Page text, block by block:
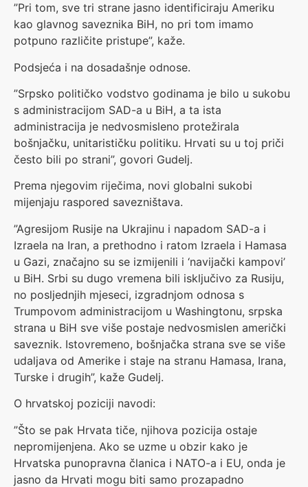
”Pri tom, sve tri strane jasno identificiraju Ameriku
kao glavnog saveznika BiH, no pri tom imamo
potpuno različite pristupe”, kaže.
Podsjeća i na dosadašnje odnose.
”Srpsko političko vodstvo godinama je bilo u sukobu
s administracijom SAD-a u BiH, a ta ista
administracija je nedvosmisleno protežirala
bošnjačku, unitarističku politiku. Hrvati su u toj priči
često bili po strani”, govori Gudelj.
Prema njegovim riječima, novi globalni sukobi
mijenjaju raspored savezništava.
”Agresijom Rusije na Ukrajinu i napadom SAD-a i
Izraela na Iran, a prethodno i ratom Izraela i Hamasa
u Gazi, značajno su se izmijenili i ‘navijački kampovi’
u BiH. Srbi su dugo vremena bili isključivo za Rusiju,
no posljednjih mjeseci, izgradnjom odnosa s
Trumpovom administracijom u Washingtonu, srpska
strana u BiH sve više postaje nedvosmislen američki
saveznik. Istovremeno, bošnjačka strana sve se više
udaljava od Amerike i staje na stranu Hamasa, Irana,
Turske i drugih”, kaže Gudelj.
O hrvatskoj poziciji navodi:
”Što se pak Hrvata tiče, njihova pozicija ostaje
nepromijenjena. Ako se uzme u obzir kako je
Hrvatska punopravna članica i NATO-a i EU, onda je
jasno da Hrvati mogu biti samo prozapadno